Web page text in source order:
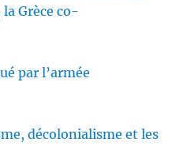
Grèce co-
par l’armée
décolonialisme et les